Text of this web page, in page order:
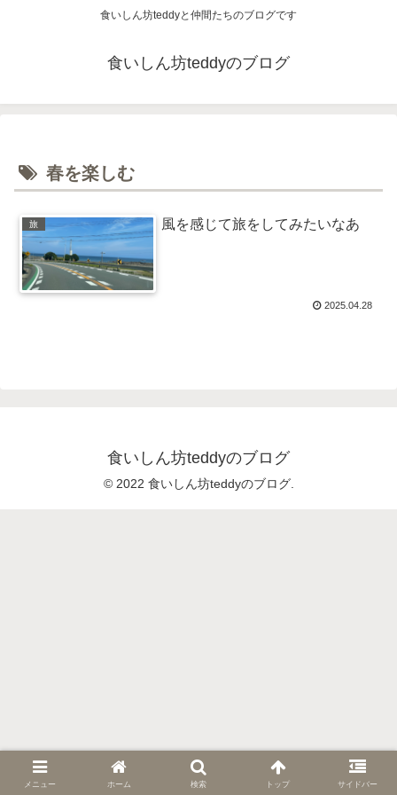
食いしん坊teddyと仲間たちのブログです
食いしん坊teddyのブログ
春を楽しむ
旅 風を感じて旅をしてみたいなあ
2025.04.28
食いしん坊teddyのブログ
© 2022 食いしん坊teddyのブログ.
メニュー ホーム 検索 トップ サイドバー